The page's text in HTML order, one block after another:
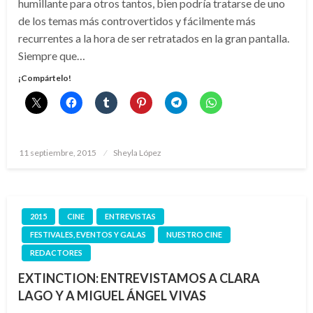
humillante para otros tantos, bien podría tratarse de uno
de los temas más controvertidos y fácilmente más
recurrentes a la hora de ser retratados en la gran pantalla.
Siempre que…
¡Compártelo!
Publicado
11 septiembre, 2015 Sheyla López
2015 CINE
ENTREVISTAS
FESTIVALES, EVENTOS Y GALAS
NUESTRO CINE
REDACTORES
EXTINCTION: ENTREVISTAMOS A CLARA
LAGO Y A MIGUEL ÁNGEL VIVAS